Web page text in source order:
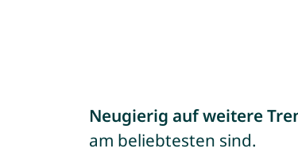
Neugierig auf weitere
am beliebtesten sind.